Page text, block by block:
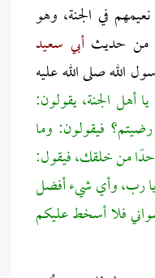
في الجنة، وهو
من حديثأبي سعيد
الله صلى الله عليه
أهل الجنة، يقولون:
فيقولون: وما
أحدًا من خلقك، فيقول:
رب، وأي شيء أفضل
فلا أسخط عليكم